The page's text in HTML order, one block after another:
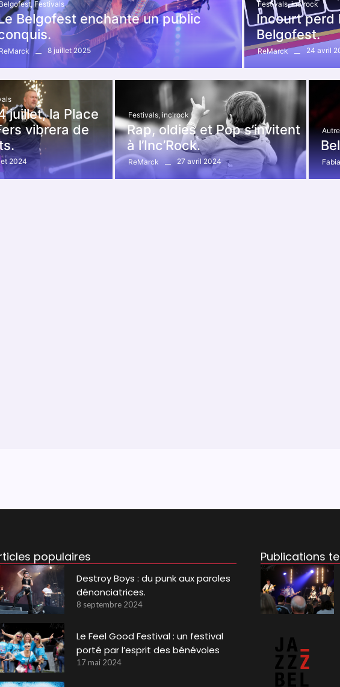
Belgofest, Festivals
Belgofest enchante un public
ReMarck 8 juillet 2025
Festivals, inc'rock
Incourt perd
Belgofest.
ReMarck 24 avril
juillet, la Place
vibrera de
2024
Festivals, inc'rock
Rap, oldies et Pop s’invitent
à l’Inc’Rock.
ReMarck 27 avril 2024
populaires
Destroy Boys : du punk aux paroles
dénonciatrices.
8 septembre 2024
Le Feel Good Festival : un festival
porté par l’esprit des bénévoles
17 mai 2024
Publications